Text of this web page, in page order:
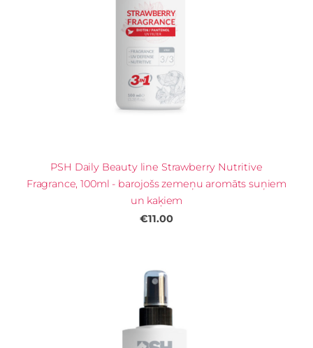
PSH Daily Beauty line Strawberry Nutritive
Fragrance, 100ml - barojošs zemeņu aromāts suņiem
un kaķiem
€11.00